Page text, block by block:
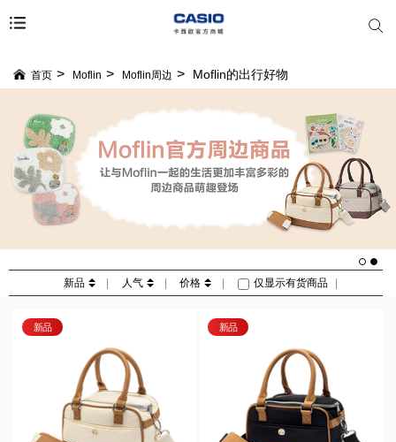
首页 Moflin Moflin周边 Moflin的出行好物
新品 人气 价格 仅显示有货商品
新品 新品